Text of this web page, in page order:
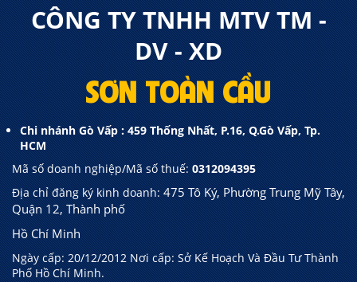
CÔNG TY TNHH MTV TM -
DV - XD
SƠN TOÀN CẦU
Chi nhánh Gò Vấp : 459 Thống Nhất, P.16, Q.Gò Vấp, Tp.
HCM
Mã số doanh nghiệp/Mã số thuế: 0312094395
Địa chỉ đăng ký kinh doanh: 475 Tô Ký, Phường Trung Mỹ Tây,
Quận 12, Thành phố
Hồ Chí Minh
Ngày cấp: 20/12/2012 Nơi cấp: Sở Kế Hoạch Và Đầu Tư Thành
Phố Hồ Chí Minh.